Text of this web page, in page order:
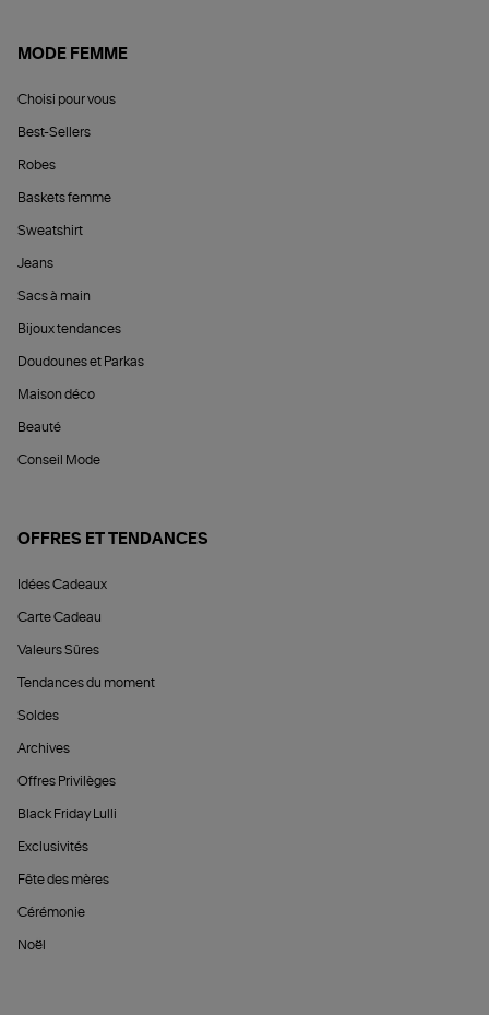
MODE FEMME
Choisi pour vous
Best-Sellers
Robes
Baskets femme
Sweatshirt
Jeans
Sacs à main
Bijoux tendances
Doudounes et Parkas
Maison déco
Beauté
Conseil Mode
OFFRES ET TENDANCES
Idées Cadeaux
Carte Cadeau
Valeurs Sûres
Tendances du moment
Soldes
Archives
Offres Privilèges
Black Friday Lulli
Exclusivités
Fête des mères
Cérémonie
Noël